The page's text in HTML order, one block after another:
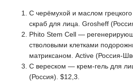
С черёмухой и маслом
скраб для лица. Grosheff
Phito Stem Cell —
стволовыми клетками
матриксаном. Active (Россия-
С вереском — крем-гель для
(Россия). $12,3.